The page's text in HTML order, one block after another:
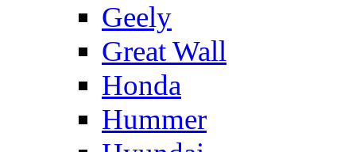
Geely
Great Wall
Honda
Hummer